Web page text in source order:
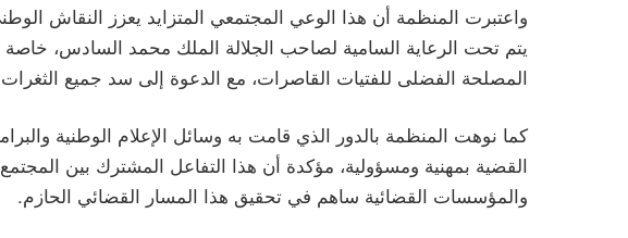
واعتبرت المنظمة أن هذا الوعي المجتمعي المتزايد يعزز النقاش
يتم تحت الرعاية السامية لصاحب الجلالة الملك محمد السادس، خاصة
المصلحة الفضلى للفتيات القاصرات، مع الدعوة إلى سد جميع الثغرات
كما نوهت المنظمة بالدور الذي قامت به وسائل الإعلام الوطنية
القضية بمهنية ومسؤولية، مؤكدة أن هذا التفاعل المشترك بين المجتمع
والمؤسسات القضائية ساهم في تحقيق هذا المسار القضائي الحازم.